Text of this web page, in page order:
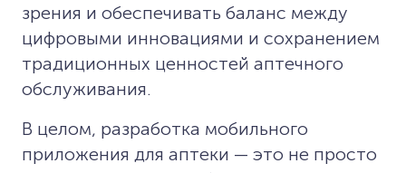
зрения и обеспечивать баланс между
цифровыми инновациями и сохранением
традиционных ценностей аптечного
обслуживания.
В целом, разработка мобильного
приложения для аптеки — это не просто